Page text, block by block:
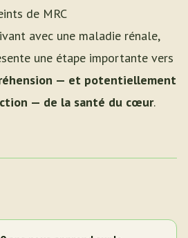
de MRC
avec une maladie rénale,
une étape importante vers
— et potentiellement
— de la santé du cœur.